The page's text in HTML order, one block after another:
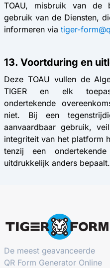
TOAU, misbruik van de
gebruik van de Diensten,
informeren via tiger-
13. Voortduring en
Deze TOAU vullen de
TIGER en elk
ondertekende
niet. Bij een
aanvaardbaar gebruik,
integriteit van het platform
tenzij een
uitdrukkelijk anders bepaalt.
De meest geavanceerde
QR Form Generator Online